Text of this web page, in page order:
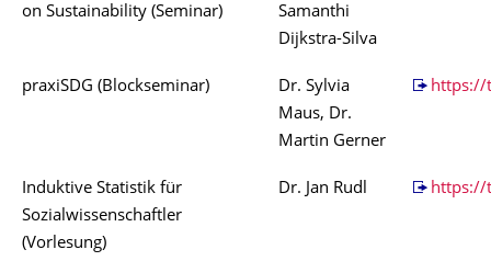
on Sustainability (Seminar)
Samanthi
Dijkstra-Silva
praxiSDG (Blockseminar)
Dr. Sylvia
Maus, Dr.
Martin Gerner
https://
Induktive Statistik für
Sozialwissenschaftler
(Vorlesung)
Dr. Jan Rudl https://